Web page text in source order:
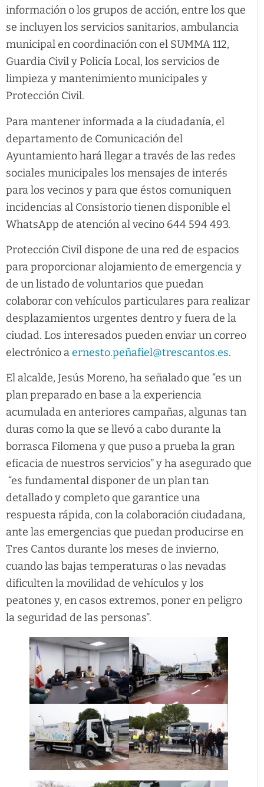
información o los grupos de acción, entre los que
se incluyen los servicios sanitarios, ambulancia
municipal en coordinación con el SUMMA 112,
Guardia Civil y Policía Local, los servicios de
limpieza y mantenimiento municipales y
Protección Civil.
Para mantener informada a la ciudadanía, el
departamento de Comunicación del
Ayuntamiento hará llegar a través de las redes
sociales municipales los mensajes de interés
para los vecinos y para que éstos comuniquen
incidencias al Consistorio tienen disponible el
WhatsApp de atención al vecino 644 594 493.
Protección Civil dispone de una red de espacios
para proporcionar alojamiento de emergencia y
de un listado de voluntarios que puedan
colaborar con vehículos particulares para realizar
desplazamientos urgentes dentro y fuera de la
ciudad. Los interesados pueden enviar un correo
electrónico aernesto.peñafiel@trescantos.es.
El alcalde, Jesús Moreno, ha señalado que “es un
plan preparado en base a la experiencia
acumulada en anteriores campañas, algunas tan
duras como la que se llevó a cabo durante la
borrasca Filomena y que puso a prueba la gran
eficacia de nuestros servicios” y ha asegurado que
“es fundamental disponer de un plan tan
detallado y completo que garantice una
respuesta rápida, con la colaboración ciudadana,
ante las emergencias que puedan producirse en
Tres Cantos durante los meses de invierno,
cuando las bajas temperaturas o las nevadas
dificulten la movilidad de vehículos y los
peatones y, en casos extremos, poner en peligro
la seguridad de las personas”.